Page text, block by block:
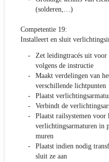
(solderen,…)
Competentie 19:
Installeert en sluit
Zet leidingtracés uit voor
volgens de instructie
Maakt verdelingen van
verschillende lichtpunten
Plaatst
Verbindt de
Plaatst railsystemen voor
verlichtingsarmaturen in
muren
Plaatst indien nodig
sluit ze aan